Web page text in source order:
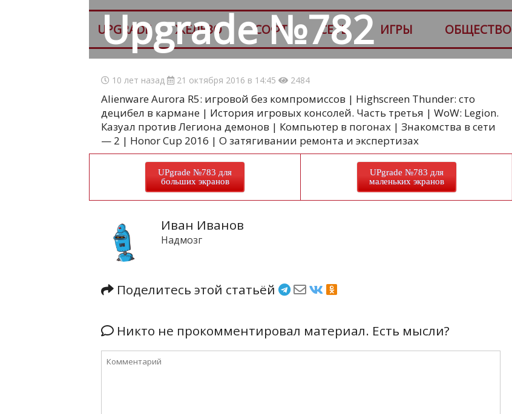
UPGRADE ЖЕЛЕЗО СОФТ СЕТЬ ИГРЫ ОБЩЕСТВО
Upgrade №782
10 лет назад 21 октября 2016 в 14:45 2484
Alienware Aurora R5: игровой без компромиссов | Highscreen Thunder: сто
децибел в кармане | История игровых консолей. Часть третья | WoW: Legion.
Казуал против Легиона демонов | Компьютер в погонах | Знакомства в сети
— 2 | Honor Cup 2016 | О затягивании ремонта и экспертизах
UPgrade №783 для
больших экранов
UPgrade №783 для
маленьких экранов
Иван Иванов
Надмозг
Поделитесь этой статьёй
Никто не прокомментировал материал. Есть мысли?